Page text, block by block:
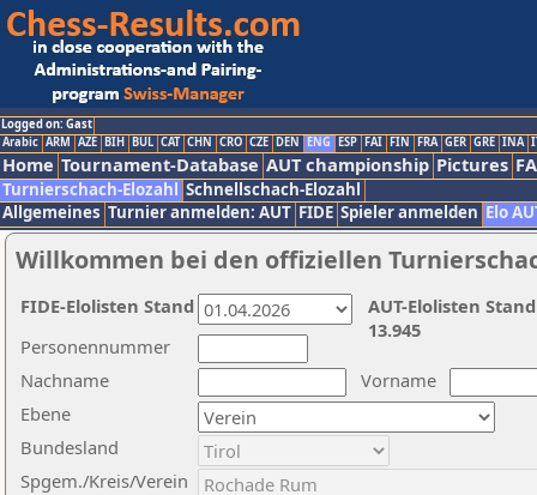
Logged on: Gast
Arabic ARM AZE BIH BUL CAT CHN CRO CZE DEN ENG ESP FAI FIN FRA GER GRE INA
Home Tournament-Database AUT championship Pictures
Turnierschach-Elozahl Schnellschach-Elozahl
Allgemeines Turnier anmelden: AUT FIDE Spieler anmelden Elo
Willkommen bei den offiziellen
Nachname
Vorname
Ebene
Personennummer
Bundesland
Spgem./Kreis/Verein
AUT-Elolisten
13.945
FIDE-Elolisten Stand